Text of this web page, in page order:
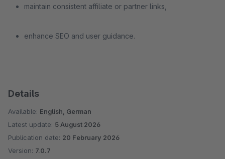
maintain consistent affiliate or partner links,
enhance SEO and user guidance.
Details
Available: English, German
Latest update: 5 August 2026
Publication date: 20 February 2026
Version: 7.0.7